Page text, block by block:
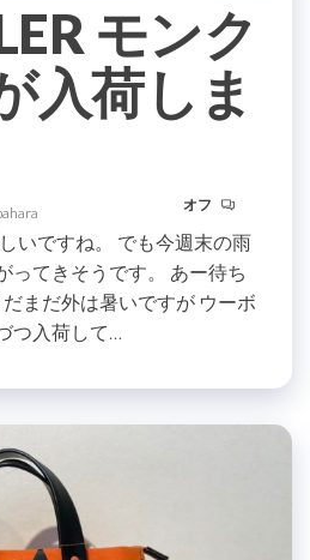
モンク
入荷しま
オフ
いですね。 でも今週末の雨
ってきそうです。 あー待ち
だまだ外は暑いですが ウーボ
つ入荷して…